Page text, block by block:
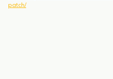
patch/